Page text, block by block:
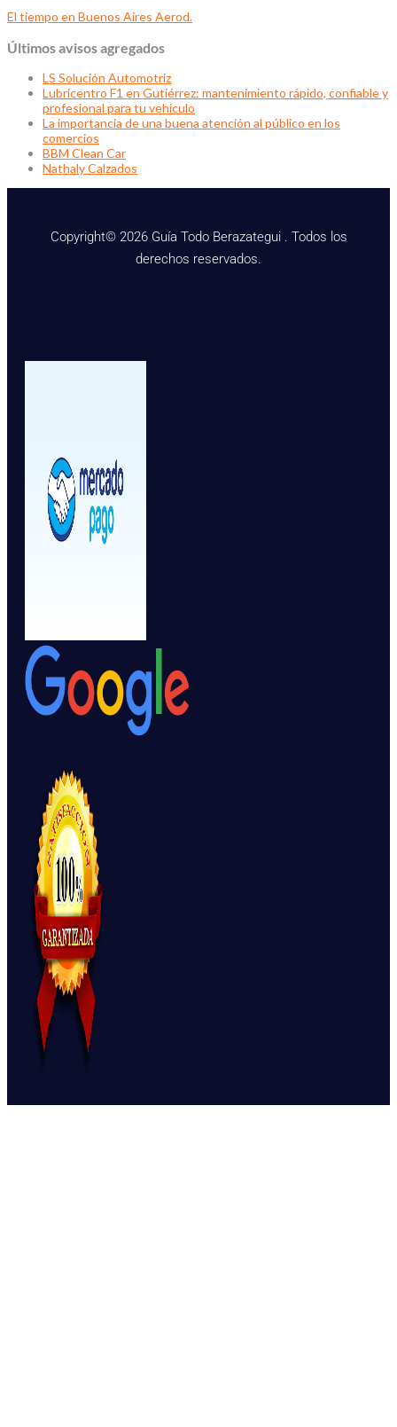
El tiempo en Buenos Aires Aerod.
Últimos avisos agregados
LS Solución Automotriz
Lubricentro F1 en Gutiérrez: mantenimiento rápido, confiable y
profesional para tu vehículo
La importancia de una buena atención al público en los
comercios
BBM Clean Car
Nathaly Calzados
Copyright© 2026 Guía Todo Berazategui . Todos los
derechos reservados.